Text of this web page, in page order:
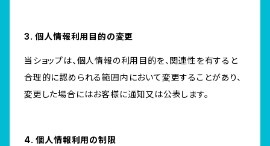
3. 個人情報利用目的の変更
当ショップは、個人情報の利用目的を、関連性を有すると
合理的に認められる範囲内において変更することがあり、
変更した場合にはお客様に通知又は公表します。
4. 個人情報利用の制限